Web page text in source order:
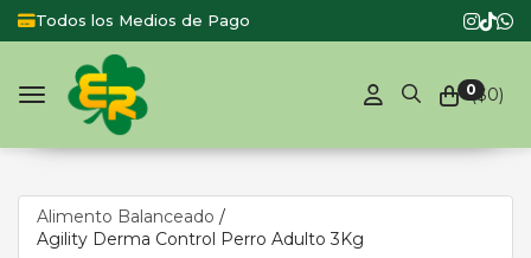
Todos los Medios de Pago
0($0)
Toggle navigation
Alimento Balanceado /
Agility Derma Control Perro Adulto 3Kg